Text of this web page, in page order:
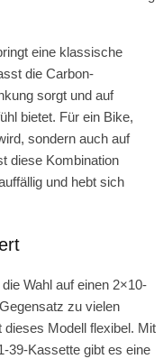
eine klassische
die Carbon-
sorgt und auf
bietet. Für ein Bike,
sondern auch auf
diese Kombination
und hebt sich
Wahl auf einen 2×10-
zu vielen
Modell flexibel. Mit
39-Kassette gibt es eine